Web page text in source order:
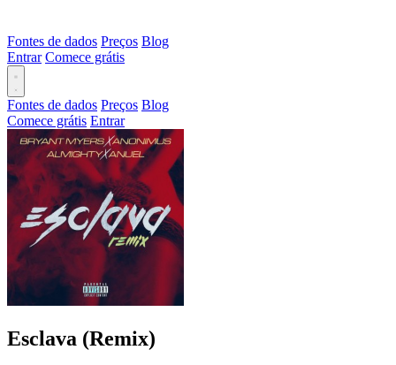
Fontes de dados Preços Blog
Entrar Comece grátis
Fontes de dados Preços Blog
Comece grátis Entrar
Esclava (Remix)